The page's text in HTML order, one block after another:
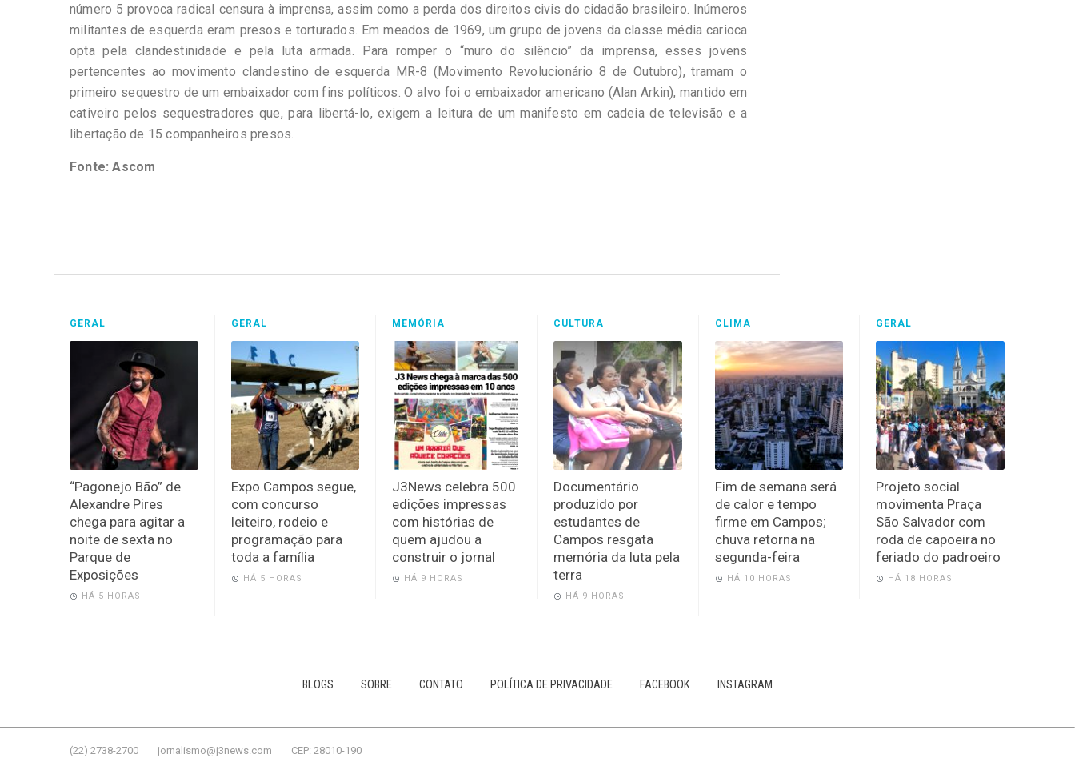
número 5 provoca radical censura à imprensa, assim como a perda dos direitos civis do cidadão brasileiro. Inúmeros
militantes de esquerda eram presos e torturados. Em meados de 1969, um grupo de jovens da classe média carioca
opta pela clandestinidade e pela luta armada. Para romper o “muro do silêncio” da imprensa, esses jovens
pertencentes ao movimento clandestino de esquerda MR-8 (Movimento Revolucionário 8 de Outubro), tramam o
primeiro sequestro de um embaixador com fins políticos. O alvo foi o embaixador americano (Alan Arkin), mantido em
cativeiro pelos sequestradores que, para libertá-lo, exigem a leitura de um manifesto em cadeia de televisão e a
libertação de 15 companheiros presos.
Fonte: Ascom
GERAL
“Pagonejo Bão” de
Alexandre Pires
chega para agitar a
noite de sexta no
Parque de
Exposições
HÁ 5 HORAS
GERAL
Expo Campos segue,
com concurso
leiteiro, rodeio e
programação para
toda a família
HÁ 5 HORAS
MEMÓRIA
J3News celebra 500
edições impressas
com histórias de
quem ajudou a
construir o jornal
HÁ 9 HORAS
CULTURA
Documentário
produzido por
estudantes de
Campos resgata
memória da luta pela
terra
HÁ 9 HORAS
CLIMA
Fim de semana será
de calor e tempo
firme em Campos;
chuva retorna na
segunda-feira
HÁ 10 HORAS
GERAL
Projeto social
movimenta Praça
São Salvador com
roda de capoeira no
feriado do padroeiro
HÁ 18 HORAS
BLOGS SOBRE CONTATO POLÍTICA DE PRIVACIDADE FACEBOOK INSTAGRAM
(22) 2738-2700 jornalismo@j3news.com CEP: 28010-190